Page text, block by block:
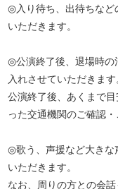
◎入り待ち、出待ちなど
いただきます。
◎公演終了後、退場時の
入れさせていただきます
公演終了後、あくまで
った交通機関のご確認
◎歌う、声援など大きな
いただきます。
なお、周りの方との会